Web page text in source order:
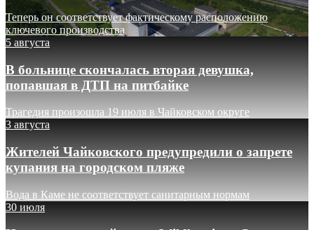
Теперь он соответствует фактическому расположению
ключевого производства
5 августа
В больнице скончалась вторая девушка,
попавшая в ДТП на питбайке
Трагедия произошла 19 июля в Чайковском округе
3 августа
Жителей Чайковского предупредили о запрете
купания на городском пляже
Вода в Каме не соответствует санитарным нормам
30 июля